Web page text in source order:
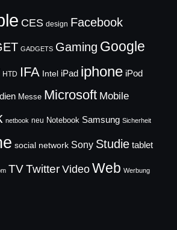
CES design Facebook
GADGETS Gaming Google
HTD IFA Intel iPad iphone iPod
Messe Microsoft Mobile
netbook neu Notebook Samsung Sicherheit
social network Sony Studie tablet
TVTwitter Video Web Werbung